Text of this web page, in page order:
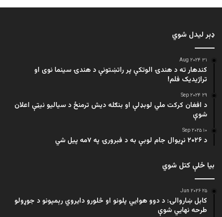
ډېر لیدل شوي
۳۱ Aug ۲۰۲۴
کندهار ته د هندۍ الوتکې پر راتښتونې د هندۍ سینما نوی او
تراژيديک فلم!
۲۹ Sep ۲۰۲۴
د افغان کرکت ملي لوبډلې او بنګله دیش ترمنځ د سیالیو نیټې اعلان
شوې
۱۰ Sep ۲۰۲۵
د ۲۰۲۶ نړیوال جام لوبې به د فبرورۍ په ۷مه پیل شي
بیا ځلې کتل شوي
۲۵ Jun ۲۰۲۶
کابل ښاروالۍ: د دوو هوايي پلونو او څلورو دایروي رېمپونو د جوړولو
طرحه نهایي شوې